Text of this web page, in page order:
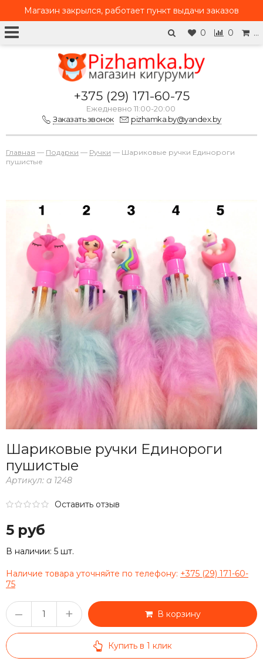
0 0 …
Магазин закрылся, работает пункт выдачи заказов
+375 (29) 171-60-75
Ежедневно 11:00-20:00
Заказать звонок
pizhamka.by@yandex.by
Главная — Подарки — Ручки — Шариковые ручки Единороги
пушистые
Шариковые ручки Единороги
пушистые
Артикул: a 1248
Оставить отзыв
5 руб
В наличии: 5 шт.
Наличие товара уточняйте по телефону: +375 (29) 171-60-
75
– + В корзину
Купить в 1 клик